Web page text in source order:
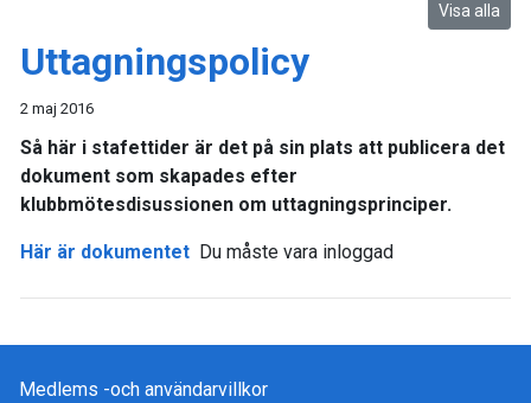
Visa alla
Uttagningspolicy
2 maj 2016
Så här i stafettider är det på sin plats att publicera det
dokument som skapades efter
klubbmötesdisussionen om uttagningsprinciper.
Här är dokumentet Du måste vara inloggad
Medlems -och användarvillkor